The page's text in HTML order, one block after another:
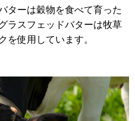
ターは穀物を食べて育った
ラスフェッドバターは牧草
を使用しています。